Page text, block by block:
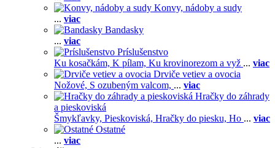
Konvy, nádoby a sudy
... viac
Bandasky
... viac
Príslušenstvo
Ku kosačkám, K pílam, Ku krovinorezom a vyž ... viac
Drviče vetiev a ovocia
Nožové, S ozubeným valcom, ... viac
Hračky do záhrady
a pieskoviská
Šmykľavky, Pieskoviská, Hračky do piesku, Ho ... viac
Ostatné
... viac